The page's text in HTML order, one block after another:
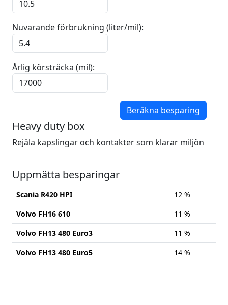
Nuvarande förbrukning (liter/mil):
Årlig körsträcka (mil):
Beräkna besparing
Heavy duty box
Rejäla kapslingar och kontakter som klarar miljön
Uppmätta besparingar
Scania R420 HPI
12 %
Volvo FH16 610
11 %
Volvo FH13 480 Euro3
11 %
Volvo FH13 480 Euro5
14 %